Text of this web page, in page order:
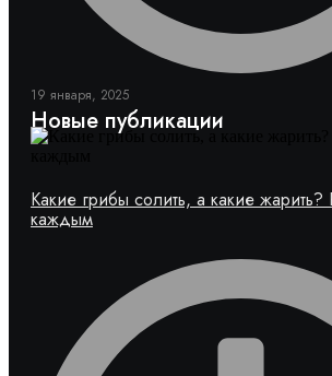
19 января, 2025
Новые публикации
Какие грибы солить, а какие
каждым